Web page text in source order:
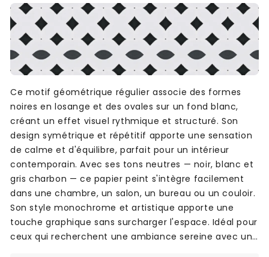
Ce motif géométrique régulier associe des formes
noires en losange et des ovales sur un fond blanc,
créant un effet visuel rythmique et structuré. Son
design symétrique et répétitif apporte une sensation
de calme et d'équilibre, parfait pour un intérieur
contemporain. Avec ses tons neutres — noir, blanc et
gris charbon — ce papier peint s'intègre facilement
dans une chambre, un salon, un bureau ou un couloir.
Son style monochrome et artistique apporte une
touche graphique sans surcharger l'espace. Idéal pour
ceux qui recherchent une ambiance sereine avec une